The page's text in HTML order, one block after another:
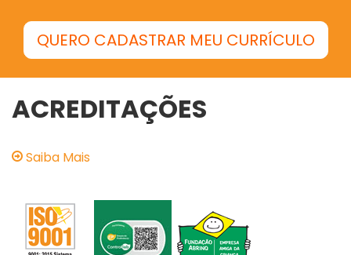
QUERO CADASTRAR MEU CURRÍCULO
ACREDITAÇÕES
Saiba Mais